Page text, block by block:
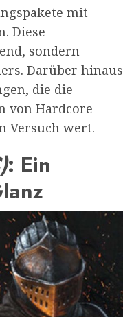
mit
Diese
sondern
Darüber hinaus
die die
von Hardcore-
Versuch wert.
: Ein